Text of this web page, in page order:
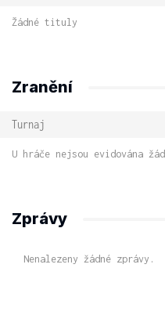
Žádné tituly
Zranění
Turnaj
U hráče nejsou evidována
Zprávy
Nenalezeny žádné zprávy.